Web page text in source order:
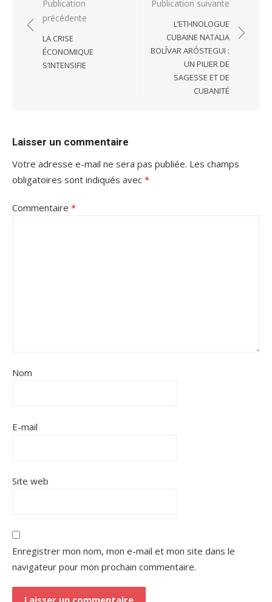
Navigation
de
l’article
Publication
précédente
LA CRISE
ÉCONOMIQUE
S’INTENSIFIE
Publication suivante
L’ETHNOLOGUE
CUBAINE NATALIA
BOLÍVAR ARÓSTEGUI :
UN PILIER DE
SAGESSE ET DE
CUBANITÉ
Laisser un commentaire
Votre adresse e-mail ne sera pas publiée. Les champs
obligatoires sont indiqués avec *
Commentaire *
Nom
E-mail
Site web
Enregistrer mon nom, mon e-mail et mon site dans le
navigateur pour mon prochain commentaire.